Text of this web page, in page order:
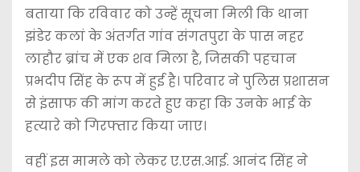
बताया कि रविवार को उन्हें सूचना मिली कि थाना
झंडेर कलां के अंतर्गत गांव संगतपुरा के पास नहर
लाहौर ब्रांच में एक शव मिला है, जिसकी पहचान
प्रभदीप सिंह के रूप में हुई है। परिवार ने पुलिस प्रशासन
से इंसाफ की मांग करते हुए कहा कि उनके भाई के
हत्यारे को गिरफ्तार किया जाए।
वहीं इस मामले को लेकर ए.एस.आई. आनंद सिंह ने